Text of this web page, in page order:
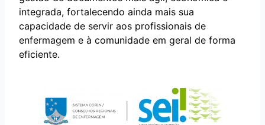
integrada, fortalecendo ainda mais sua
capacidade de servir aos profissionais de
enfermagem e à comunidade em geral de forma
eficiente.